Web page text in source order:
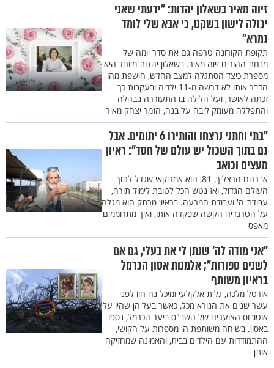
זיוה מאיר בשאלון יהדות: "ידעתי שאני
יכולה לישון בשקט, כי אבא שלי לומד
גמרא"
תקופת הקורונה טרפה גם את סדר יומה של
מנחת ההורים זיוה מאיר. בשאלון יהדות מיוחד היא
מספרת כיצד הסתגלה למצב החדש, חושפת מהו
הדבר אותו לא דרשה מ-11 ילדיה ובעקבות כך
זכתה לאושר, ועל הלילה בו התעוררה בבהלה
והתפללה מעומק ליבה על בנה, הזמר יצחק מאיר
"בתי וחתני נרצחו והותירו 6 יתומים. אבל
גם בתוך השכול יש עולם של חסד": ראיון
מעצים וכואב
אברהם הרצליך, 81, הוא אמריקאי שגדל לתוך
העולם הגדול, ואז נטש הכל לטובת לימוד תורה,
עבודת ה' ועבודת המרעה. בראיון מרתק הוא מגלה
על הטרגדיה הקשה שפקדה אותו, ואיך מתרוממים
מאפס
"אני מודה לה’ שנתן לי את בעלי, גם אם
לשנים ספורות"; אלמנות אסון הכרמל
בראיון משותף
אורטל מלכה, גלית אלקלעי ומיכל נח חוו לפני
עשר שנים את הנורא מכל, כאשר בעליהן שהיו על
אוטובוס הצוערים של השב"ס ביער הכרמל, נספו
באסון. בשיחה משותפת הן מספרות על הקושי,
ההתמודדות עם הילדים בבית, והאמונה שמחזיקה
אותן